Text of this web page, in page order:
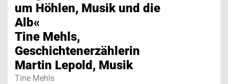
um Höhlen, Musik und die
Alb«
Tine Mehls,
Geschichtenerzählerin
Martin Lepold, Musik
Tine Mehls